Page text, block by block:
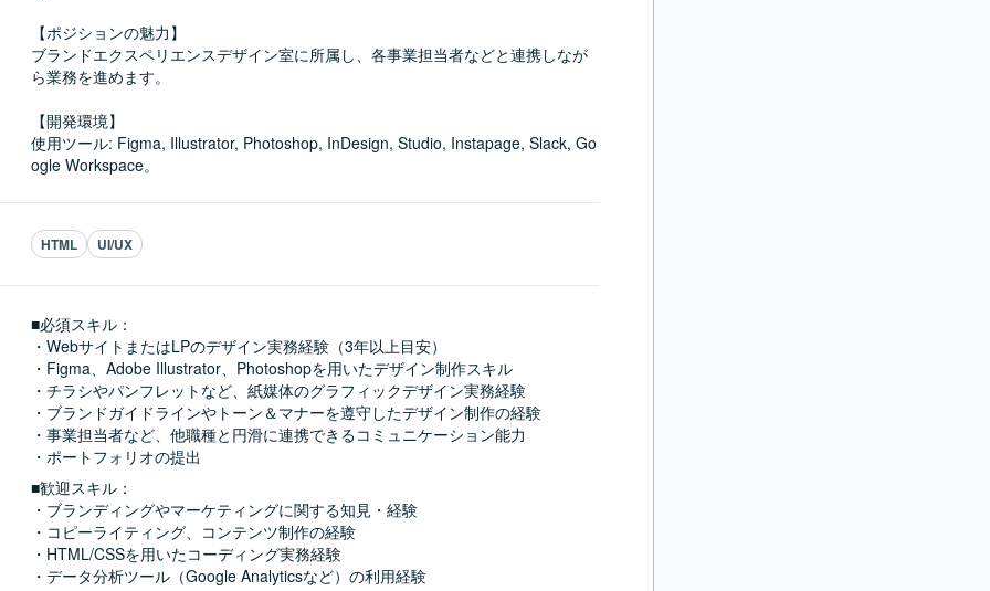
【ポジションの魅力】
ブランドエクスペリエンスデザイン室に所属し、各事業担当者などと連携しなが
ら業務を進めます。
【開発環境】
使用ツール: Figma, Illustrator, Photoshop, InDesign, Studio, Instapage, Slack, Go
ogle Workspace。
HTML UI/UX
■必須スキル：
・WebサイトまたはLPのデザイン実務経験（3年以上目安）
・Figma、Adobe Illustrator、Photoshopを用いたデザイン制作スキル
・チラシやパンフレットなど、紙媒体のグラフィックデザイン実務経験
・ブランドガイドラインやトーン＆マナーを遵守したデザイン制作の経験
・事業担当者など、他職種と円滑に連携できるコミュニケーション能力
・ポートフォリオの提出
■歓迎スキル：
・ブランディングやマーケティングに関する知見・経験
・コピーライティング、コンテンツ制作の経験
・HTML/CSSを用いたコーディング実務経験
・データ分析ツール（Google Analyticsなど）の利用経験